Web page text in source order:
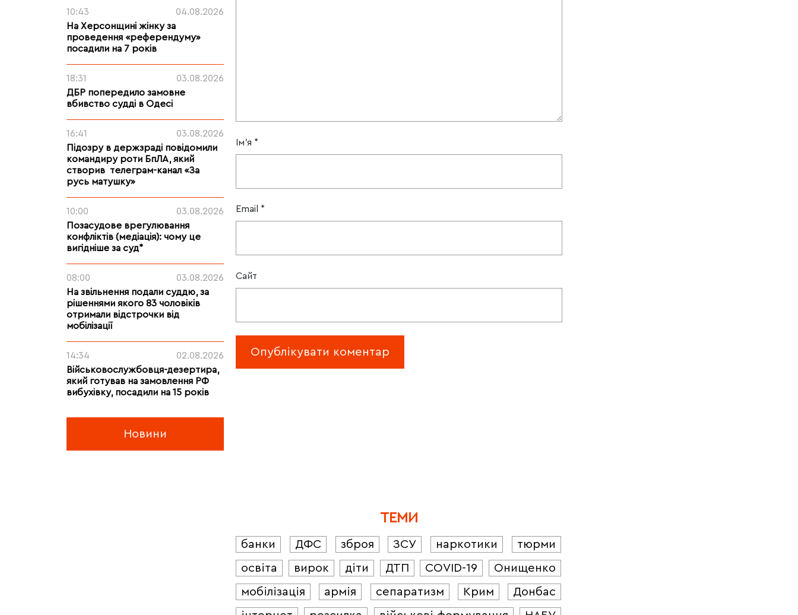
10:43
04.08.2026
На Херсонщині жінку за
проведення «референдуму»
посадили на 7 років
18:31
03.08.2026
ДБР попередило замовне
вбивство судді в Одесі
16:41
03.08.2026
Підозру в держзраді повідомили
командиру роти БпЛА, який
створив телеграм-канал «За
русь матушку»
10:00
03.08.2026
Позасудове врегулювання
конфліктів (медіація): чому це
вигідніше за суд*
08:00
03.08.2026
На звільнення подали суддю, за
рішеннями якого 83 чоловіків
отримали відстрочки від
мобілізації
14:34
02.08.2026
Військовослужбовця-дезертира,
який готував на замовлення РФ
вибухівку, посадили на 15 років
Новини
Ім'я *
Email *
Сайт
ТЕМИ
банки ДФС зброя ЗСУ наркотики
тюрми
освіта
вирок діти ДТП COVID-19
Онищенко
мобілізація
армія сепаратизм Крим
Донбас